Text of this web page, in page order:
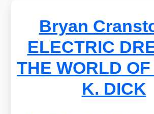
Bryan
ELECTRIC
THE WORLD
K. DICK